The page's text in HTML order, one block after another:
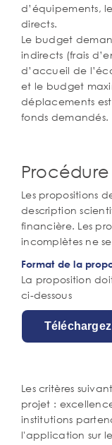
d’équipements,
directs.
Le budget
indirects (frais
d’accueil de
et le budget
déplacements
fonds demandés.
Les propositions
description
financière. Les
incomplètes ne
Format de la
La proposition
ci-dessous
Les critères
projet :
institutions
l'application sur